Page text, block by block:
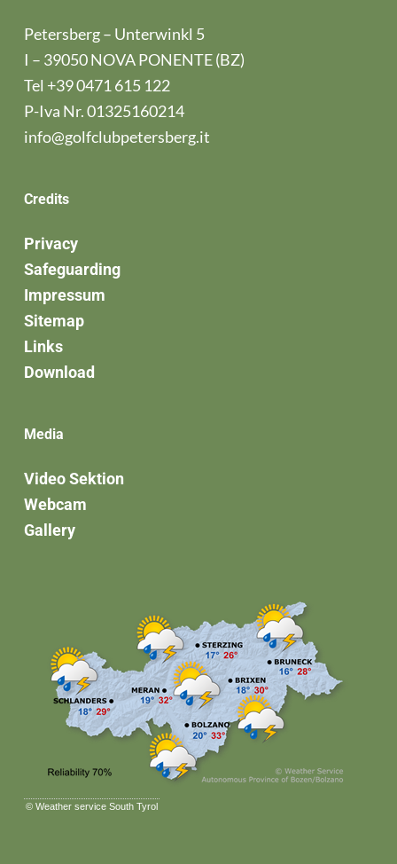
Petersberg – Unterwinkl 5
I – 39050 NOVA PONENTE (BZ)
Tel +39 0471 615 122
P-Iva Nr. 01325160214
info@golfclubpetersberg.it
Credits
Privacy
Safeguarding
Impressum
Sitemap
Links
Download
Media
Video Sektion
Webcam
Gallery
© Weather service South Tyrol